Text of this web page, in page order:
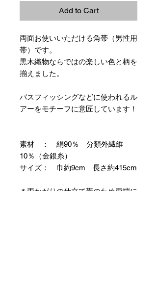
Add to Cart
両面お使いいただける角帯（男性用
帯）です。
黒木織物ならではの楽しい色と柄を
揃えました。
バスフィッシングなどに使われるル
アーをモチーフに意匠しています！
素材 ： 絹90％ 分類外繊維
10％（金銀糸）
サイズ： 巾約9cm 長さ約415cm
＊両かがりの仕立て帯のため両端に